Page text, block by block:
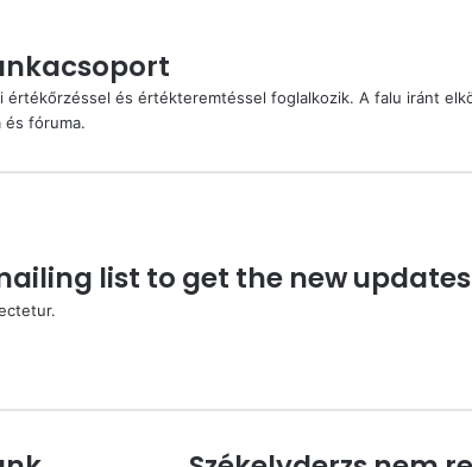
értékőrzéssel és értékteremtéssel foglalkozik. A falu iránt
és fóruma.
list to get the new
Székelyderzs